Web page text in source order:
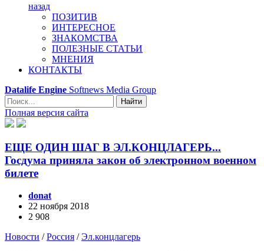
назад
ПОЗИТИВ
ИНТЕРЕСНОЕ
ЗНАКОМСТВА
ПОЛЕЗНЫЕ СТАТЬИ
МНЕНИЯ
КОНТАКТЫ
Datalife Engine Softnews Media Group
Найти
Полная версия сайта
ЕЩЕ ОДИН ШАГ В ЭЛ.КОНЦЛАГЕРЬ...
Госдума приняла закон об электронном военном
билете
donat
22 ноября 2018
2 908
Новости /Россия /Эл.концлагерь